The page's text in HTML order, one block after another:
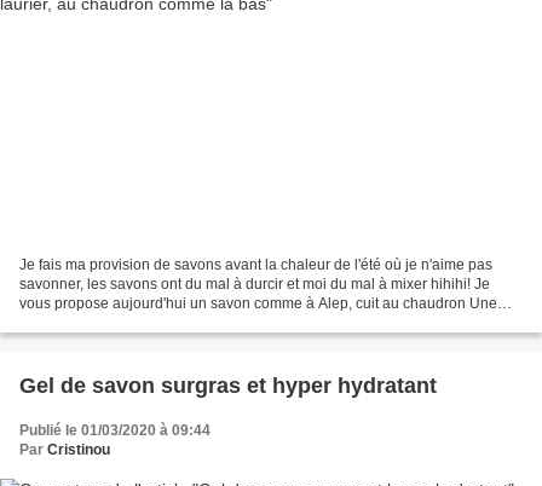
Je fais ma provision de savons avant la chaleur de l'été où je n'aime pas
savonner, les savons ont du mal à durcir et moi du mal à mixer hihihi! Je
vous propose aujourd'hui un savon comme à Alep, cuit au chaudron Une
Gel de savon surgras et hyper hydratant
Publié le 01/03/2020 à 09:44
Par Cristinou